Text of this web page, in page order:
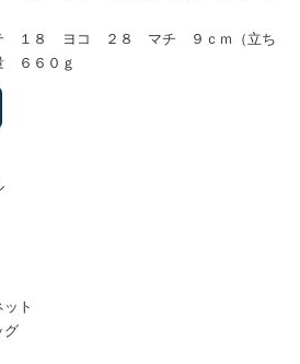
テ １８ ヨコ ２８ マチ ９ｃｍ（立ち
６６０ｇ
ト
グ